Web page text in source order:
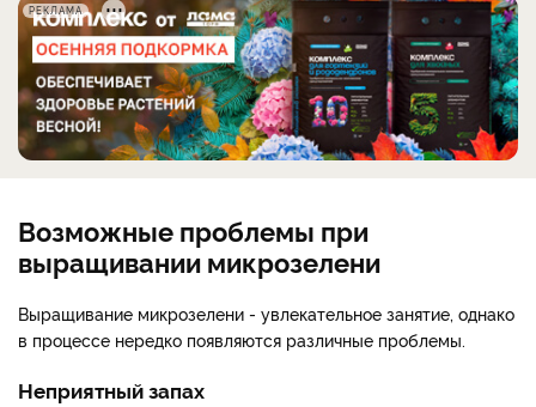
РЕКЛАМА
Возможные проблемы при
выращивании микрозелени
Выращивание микрозелени - увлекательное занятие, однако
в процессе нередко появляются различные проблемы.
Неприятный запах